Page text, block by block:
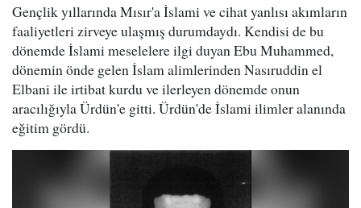
Gençlik yıllarında Mısır'a İslami ve cihat yanlısı akımların
faaliyetleri zirveye ulaşmış durumdaydı. Kendisi de bu
dönemde İslami meselelere ilgi duyan Ebu Muhammed,
dönemin önde gelen İslam alimlerinden Nasıruddin el
Elbani ile irtibat kurdu ve ilerleyen dönemde onun
aracılığıyla Ürdün'e gitti. Ürdün'de İslami ilimler alanında
eğitim gördü.